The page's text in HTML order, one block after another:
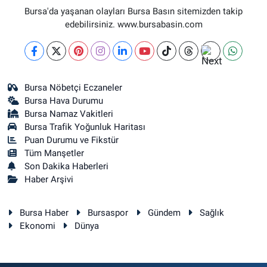
Bursa'da yaşanan olayları Bursa Basın sitemizden takip
edebilirsiniz. www.bursabasin.com
Bursa Nöbetçi Eczaneler
Bursa Hava Durumu
Bursa Namaz Vakitleri
Bursa Trafik Yoğunluk Haritası
Puan Durumu ve Fikstür
Tüm Manşetler
Son Dakika Haberleri
Haber Arşivi
Bursa Haber Bursaspor Gündem
Sağlık
Ekonomi
Dünya
Eğitim
Ekonomi
Dünya
Teknoloji
Magazin
Spor